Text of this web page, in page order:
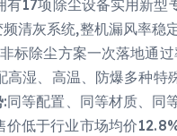
有17项除尘设备实用新型
清灰系统,整机漏风率稳
标除尘方案一次落地通
高湿、高温、防爆多种特
:同等配置、同等材质、同
价低于行业市场均价